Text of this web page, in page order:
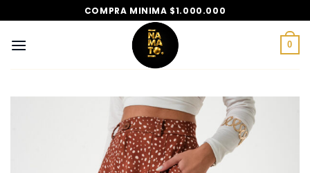
al
contenido
COMPRA MINIMA $1.000.000
0